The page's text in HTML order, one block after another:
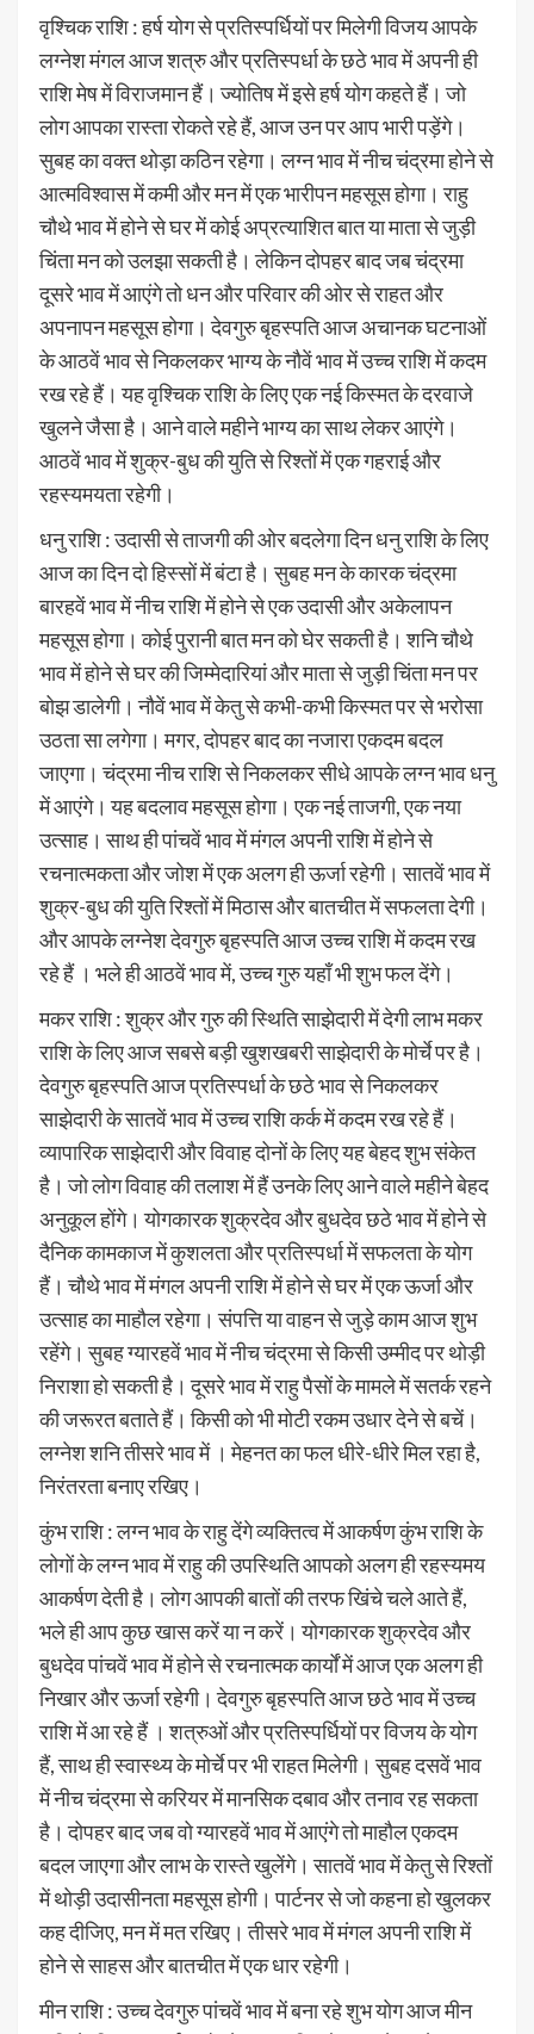
वृश्चिक राशि : हर्ष योग से प्रतिस्पर्धियों पर मिलेगी विजय आपके
लग्नेश मंगल आज शत्रु और प्रतिस्पर्धा के छठे भाव में अपनी ही
राशि मेष में विराजमान हैं। ज्योतिष में इसे हर्ष योग कहते हैं। जो
लोग आपका रास्ता रोकते रहे हैं, आज उन पर आप भारी पड़ेंगे।
सुबह का वक्त थोड़ा कठिन रहेगा। लग्न भाव में नीच चंद्रमा होने से
आत्मविश्वास में कमी और मन में एक भारीपन महसूस होगा। राहु
चौथे भाव में होने से घर में कोई अप्रत्याशित बात या माता से जुड़ी
चिंता मन को उलझा सकती है। लेकिन दोपहर बाद जब चंद्रमा
दूसरे भाव में आएंगे तो धन और परिवार की ओर से राहत और
अपनापन महसूस होगा। देवगुरु बृहस्पति आज अचानक घटनाओं
के आठवें भाव से निकलकर भाग्य के नौवें भाव में उच्च राशि में कदम
रख रहे हैं। यह वृश्चिक राशि के लिए एक नई किस्मत के दरवाजे
खुलने जैसा है। आने वाले महीने भाग्य का साथ लेकर आएंगे।
आठवें भाव में शुक्र-बुध की युति से रिश्तों में एक गहराई और
रहस्यमयता रहेगी।
धनु राशि : उदासी से ताजगी की ओर बदलेगा दिन धनु राशि के लिए
आज का दिन दो हिस्सों में बंटा है। सुबह मन के कारक चंद्रमा
बारहवें भाव में नीच राशि में होने से एक उदासी और अकेलापन
महसूस होगा। कोई पुरानी बात मन को घेर सकती है। शनि चौथे
भाव में होने से घर की जिम्मेदारियां और माता से जुड़ी चिंता मन पर
बोझ डालेगी। नौवें भाव में केतु से कभी-कभी किस्मत पर से भरोसा
उठता सा लगेगा। मगर, दोपहर बाद का नजारा एकदम बदल
जाएगा। चंद्रमा नीच राशि से निकलकर सीधे आपके लग्न भाव धनु
में आएंगे। यह बदलाव महसूस होगा। एक नई ताजगी, एक नया
उत्साह। साथ ही पांचवें भाव में मंगल अपनी राशि में होने से
रचनात्मकता और जोश में एक अलग ही ऊर्जा रहेगी। सातवें भाव में
शुक्र-बुध की युति रिश्तों में मिठास और बातचीत में सफलता देगी।
और आपके लग्नेश देवगुरु बृहस्पति आज उच्च राशि में कदम रख
रहे हैं । भले ही आठवें भाव में, उच्च गुरु यहाँ भी शुभ फल देंगे।
मकर राशि : शुक्र और गुरु की स्थिति साझेदारी में देगी लाभ मकर
राशि के लिए आज सबसे बड़ी खुशखबरी साझेदारी के मोर्चे पर है।
देवगुरु बृहस्पति आज प्रतिस्पर्धा के छठे भाव से निकलकर
साझेदारी के सातवें भाव में उच्च राशि कर्क में कदम रख रहे हैं।
व्यापारिक साझेदारी और विवाह दोनों के लिए यह बेहद शुभ संकेत
है। जो लोग विवाह की तलाश में हैं उनके लिए आने वाले महीने बेहद
अनुकूल होंगे। योगकारक शुक्रदेव और बुधदेव छठे भाव में होने से
दैनिक कामकाज में कुशलता और प्रतिस्पर्धा में सफलता के योग
हैं। चौथे भाव में मंगल अपनी राशि में होने से घर में एक ऊर्जा और
उत्साह का माहौल रहेगा। संपत्ति या वाहन से जुड़े काम आज शुभ
रहेंगे। सुबह ग्यारहवें भाव में नीच चंद्रमा से किसी उम्मीद पर थोड़ी
निराशा हो सकती है। दूसरे भाव में राहु पैसों के मामले में सतर्क रहने
की जरूरत बताते हैं। किसी को भी मोटी रकम उधार देने से बचें।
लग्नेश शनि तीसरे भाव में । मेहनत का फल धीरे-धीरे मिल रहा है,
निरंतरता बनाए रखिए।
कुंभ राशि : लग्न भाव के राहु देंगे व्यक्तित्व में आकर्षण कुंभ राशि के
लोगों के लग्न भाव में राहु की उपस्थिति आपको अलग ही रहस्यमय
आकर्षण देती है। लोग आपकी बातों की तरफ खिंचे चले आते हैं,
भले ही आप कुछ खास करें या न करें। योगकारक शुक्रदेव और
बुधदेव पांचवें भाव में होने से रचनात्मक कार्यों में आज एक अलग ही
निखार और ऊर्जा रहेगी। देवगुरु बृहस्पति आज छठे भाव में उच्च
राशि में आ रहे हैं । शत्रुओं और प्रतिस्पर्धियों पर विजय के योग
हैं, साथ ही स्वास्थ्य के मोर्चे पर भी राहत मिलेगी। सुबह दसवें भाव
में नीच चंद्रमा से करियर में मानसिक दबाव और तनाव रह सकता
है। दोपहर बाद जब वो ग्यारहवें भाव में आएंगे तो माहौल एकदम
बदल जाएगा और लाभ के रास्ते खुलेंगे। सातवें भाव में केतु से रिश्तों
में थोड़ी उदासीनता महसूस होगी। पार्टनर से जो कहना हो खुलकर
कह दीजिए, मन में मत रखिए। तीसरे भाव में मंगल अपनी राशि में
होने से साहस और बातचीत में एक धार रहेगी।
मीन राशि : उच्च देवगुरु पांचवें भाव में बना रहे शुभ योग आज मीन